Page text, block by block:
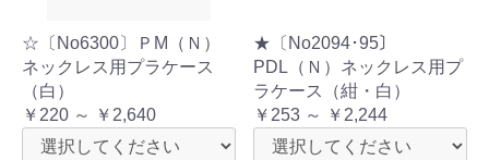
☆〔No6300〕ＰM（Ｎ）
ネックレス用プラケース
（白）
￥220 ～ ￥2,640
★〔No2094･95〕
PDL（Ｎ）ネックレス用プ
ラケース（紺・白）
￥253 ～ ￥2,244